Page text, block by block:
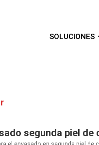
SOLUCIONES
segunda piel de